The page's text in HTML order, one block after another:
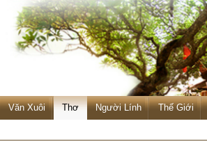
Văn Xuôi Thơ Người Lính Thế Giới